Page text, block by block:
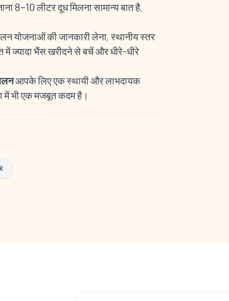
8–10 लीटर दूध मिलना सामान्य बात है,
योजनाओं की जानकारी लेना, स्थानीय स्तर
में ज्यादा भैंस खरीदने से बचें और धीरे-धीरे
आपके लिए एक स्थायी और लाभदायक
में भी एक मजबूत कदम है।